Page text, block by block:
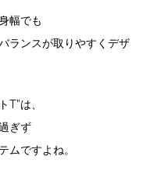
幅でも
ランスが取りやすくデザ
T”は、
ぎず
ムですよね。